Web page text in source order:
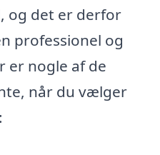
og det er derfor
professionel og
er nogle af de
når du vælger